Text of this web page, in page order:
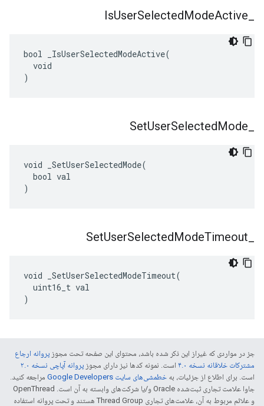
IsUserSelectedModeActive
bool _IsUserSelectedModeActive(
  void
)
SetUserSelectedMode
void _SetUserSelectedMode(
  bool val
)
SetUserSelectedModeTimeout
void _SetUserSelectedModeTimeout(
  uint16_t val
)
جز در مواردی که غیراز این ذکر شده باشد، محتوای این صفحه تحت مجوز پروانه ارجاع
مشترکات خلاقانه نسخه ۴.۰
است. نمونه کدها نیز دارای مجوز پروانه آپاچی نسخه ۲.۰
است. برای اطلاع از جزئیات، به خطمشی‌های سایت Google Developers‏
مراجعه کنید.
جاوا علامت تجاری ثبت‌شده Oracle و/یا شرکت‌های وابسته به آن است. ‫OpenThread
و علائم مربوط به آن، علامت‌های تجاری Thread Group هستند و تحت پروانه استفاده